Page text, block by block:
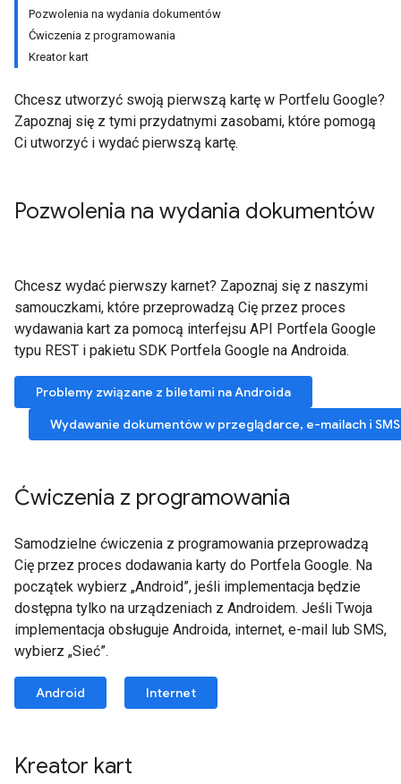
Pozwolenia na wydania dokumentów
Ćwiczenia z programowania
Kreator kart
Chcesz utworzyć swoją pierwszą kartę w Portfelu Google?
Zapoznaj się z tymi przydatnymi zasobami, które pomogą
Ci utworzyć i wydać pierwszą kartę.
Pozwolenia na wydania dokumentów
Chcesz wydać pierwszy karnet? Zapoznaj się z naszymi
samouczkami, które przeprowadzą Cię przez proces
wydawania kart za pomocą interfejsu API Portfela Google
typu REST i pakietu SDK Portfela Google na Androida.
Problemy związane z biletami na Androida
Wydawanie dokumentów w przeglądarce, e-mailach i
Ćwiczenia z programowania
Samodzielne ćwiczenia z programowania przeprowadzą
Cię przez proces dodawania karty do Portfela Google. Na
początek wybierz „Android”, jeśli implementacja będzie
dostępna tylko na urządzeniach z Androidem. Jeśli Twoja
implementacja obsługuje Androida, internet, e-mail lub SMS,
wybierz „Sieć”.
Android Internet
Kreator kart